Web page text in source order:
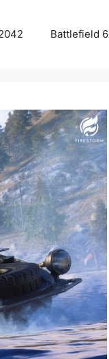
Battlefield 6